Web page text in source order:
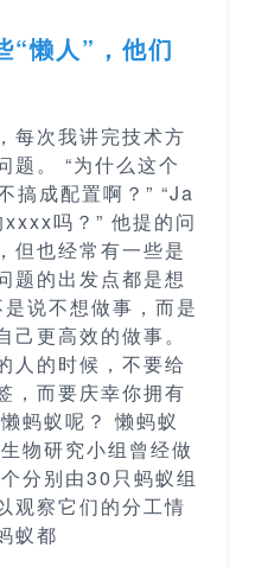
“懒人”，他们
每次我讲完技术方
题。 “为什么这个
搞成配置啊？” “Ja
吗？” 他提的问
但也经常有一些是
题的出发点都是想
是说不想做事，而是
更高效的做事。
人的时候，不要给
，而要庆幸你拥有
蚂蚁呢？ 懒蚂蚁
物研究小组曾经做
分别由30只蚂蚁组
观察它们的分工情
蚁都